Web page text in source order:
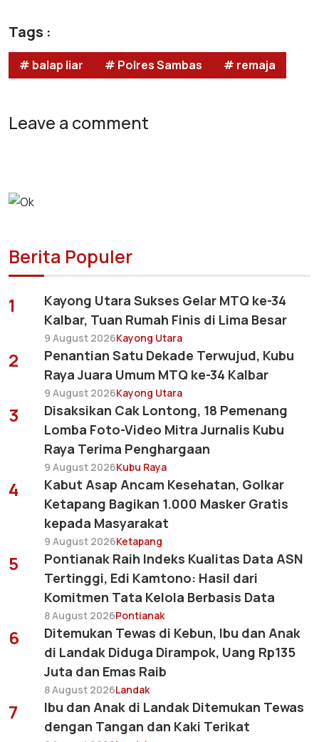
Tags :
# balap liar # Polres Sambas # remaja
Leave a comment
Berita Populer
1
Kayong Utara Sukses Gelar MTQ ke-34
Kalbar, Tuan Rumah Finis di Lima Besar
9 August 2026Kayong Utara
2
Penantian Satu Dekade Terwujud, Kubu
Raya Juara Umum MTQ ke-34 Kalbar
9 August 2026Kayong Utara
3
Disaksikan Cak Lontong, 18 Pemenang
Lomba Foto-Video Mitra Jurnalis Kubu
Raya Terima Penghargaan
9 August 2026Kubu Raya
4
Kabut Asap Ancam Kesehatan, Golkar
Ketapang Bagikan 1.000 Masker Gratis
kepada Masyarakat
9 August 2026Ketapang
5
Pontianak Raih Indeks Kualitas Data ASN
Tertinggi, Edi Kamtono: Hasil dari
Komitmen Tata Kelola Berbasis Data
8 August 2026Pontianak
6
Ditemukan Tewas di Kebun, Ibu dan Anak
di Landak Diduga Dirampok, Uang Rp135
Juta dan Emas Raib
8 August 2026Landak
7
Ibu dan Anak di Landak Ditemukan Tewas
dengan Tangan dan Kaki Terikat